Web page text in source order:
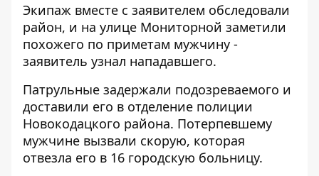
Экипаж вместе с заявителем обследовали
район, и на улице Мониторной заметили
похожего по приметам мужчину -
заявитель узнал нападавшего.
Патрульные задержали подозреваемого и
доставили его в отделение полиции
Новокодацкого района. Потерпевшему
мужчине вызвали скорую, которая
отвезла его в 16 городскую больницу.